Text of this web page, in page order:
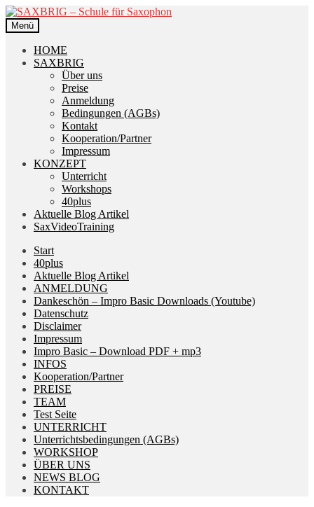
Zur
Navigation
springen
Zum
Inhalt
springen
Menü
HOME
SAXBRIG
Über uns
Preise
Anmeldung
Bedingungen (AGBs)
Kontakt
Kooperation/Partner
Impressum
KONZEPT
Unterricht
Workshops
40plus
Aktuelle Blog Artikel
SaxVideoTraining
Start
40plus
Aktuelle Blog Artikel
ANMELDUNG
Dankeschön – Impro Basic Downloads (Youtube)
Datenschutz
Disclaimer
Impressum
Impro Basic – Download PDF + mp3
INFOS
Kooperation/Partner
PREISE
TEAM
Test Seite
UNTERRICHT
Unterrichtsbedingungen (AGBs)
WORKSHOP
ÜBER UNS
NEWS BLOG
KONTAKT